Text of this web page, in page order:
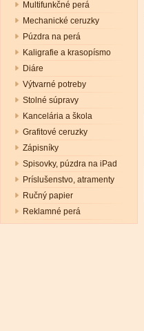
Multifunkčné perá
Mechanické ceruzky
Púzdra na perá
Kaligrafie a krasopísmo
Diáre
Výtvarné potreby
Stolné súpravy
Kancelária a škola
Grafitové ceruzky
Zápisníky
Spisovky, púzdra na iPad
Príslušenstvo, atramenty
Ručný papier
Reklamné perá